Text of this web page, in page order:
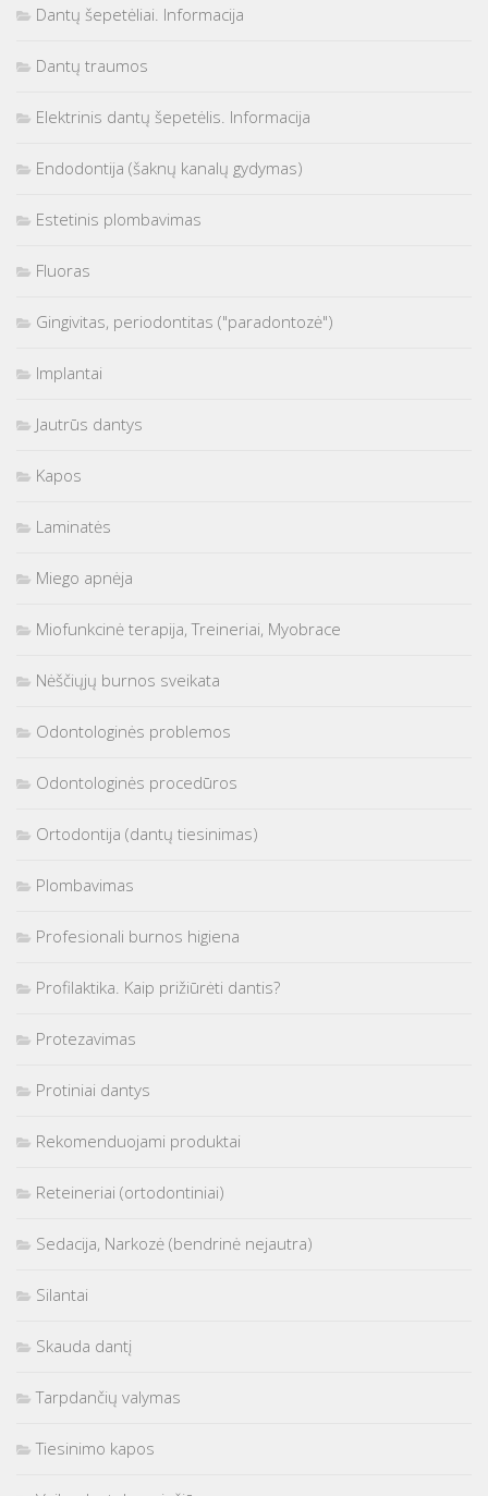
Dantų šepetėliai. Informacija
Dantų traumos
Elektrinis dantų šepetėlis. Informacija
Endodontija (šaknų kanalų gydymas)
Estetinis plombavimas
Fluoras
Gingivitas, periodontitas ("paradontozė")
Implantai
Jautrūs dantys
Kapos
Laminatės
Miego apnėja
Miofunkcinė terapija, Treineriai, Myobrace
Nėščiųjų burnos sveikata
Odontologinės problemos
Odontologinės procedūros
Ortodontija (dantų tiesinimas)
Plombavimas
Profesionali burnos higiena
Profilaktika. Kaip prižiūrėti dantis?
Protezavimas
Protiniai dantys
Rekomenduojami produktai
Reteineriai (ortodontiniai)
Sedacija, Narkozė (bendrinė nejautra)
Silantai
Skauda dantį
Tarpdančių valymas
Tiesinimo kapos